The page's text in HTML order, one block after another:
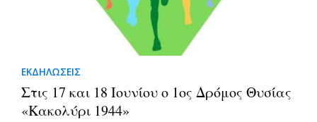
ΕΚΔΗΛΩΣΕΙΣ
Στις 17 και 18 Ιουνίου ο 1ος Δρόμος Θυσίας
«Κακολύρι 1944»